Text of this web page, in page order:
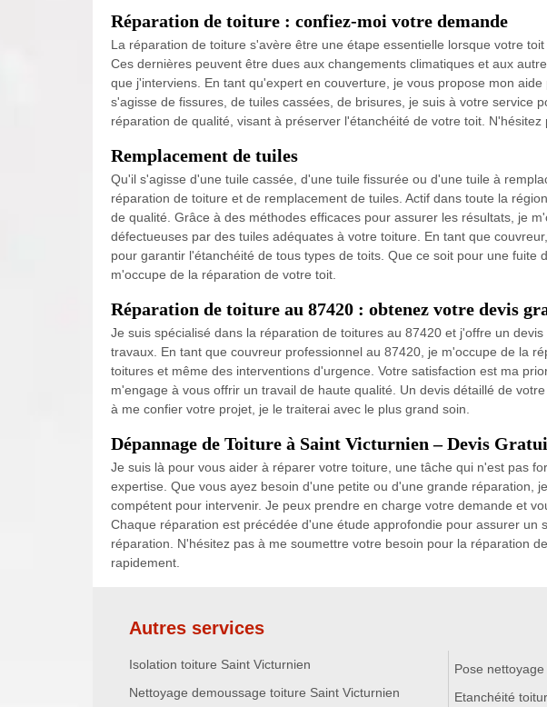
Réparation de toiture : confiez-moi votre demande
La réparation de toiture s'avère être une étape essentielle lorsque votre
Ces dernières peuvent être dues aux changements climatiques et aux
que j'interviens. En tant qu'expert en couverture, je vous propose mon
s'agisse de fissures, de tuiles cassées, de brisures, je suis à votre service
réparation de qualité, visant à préserver l'étanchéité de votre toit.
Remplacement de tuiles
Qu'il s'agisse d'une tuile cassée, d'une tuile fissurée ou d'une tuile à
réparation de toiture et de remplacement de tuiles. Actif dans toute la
de qualité. Grâce à des méthodes efficaces pour assurer les résultats, je
défectueuses par des tuiles adéquates à votre toiture. En tant que
pour garantir l'étanchéité de tous types de toits. Que ce soit pour une fuite
m'occupe de la réparation de votre toit.
Réparation de toiture au 87420 : obtenez votre devis
Je suis spécialisé dans la réparation de toitures au 87420 et j'offre un
travaux. En tant que couvreur professionnel au 87420, je m'occupe de la
toitures et même des interventions d'urgence. Votre satisfaction est ma
m'engage à vous offrir un travail de haute qualité. Un devis détaillé de
à me confier votre projet, je le traiterai avec le plus grand soin.
Dépannage de Toiture à Saint Victurnien – Devis
Je suis là pour vous aider à réparer votre toiture, une tâche qui n'est pas
expertise. Que vous ayez besoin d'une petite ou d'une grande réparation,
compétent pour intervenir. Je peux prendre en charge votre demande et
Chaque réparation est précédée d'une étude approfondie pour assurer un
réparation. N'hésitez pas à me soumettre votre besoin pour la réparation
rapidement.
Autres services
Isolation toiture Saint Victurnien
Nettoyage demoussage toiture Saint Victurnien
Pose
Etanchéité